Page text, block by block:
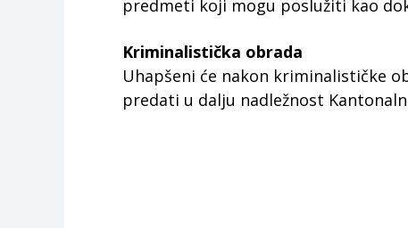
predmeti koji mogu poslužiti kao
Kriminalistička obrada
Uhapšeni će nakon kriminalističke
predati u dalju nadležnost